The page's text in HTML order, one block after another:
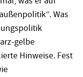
Was
gelbe
Hinweise. Fest